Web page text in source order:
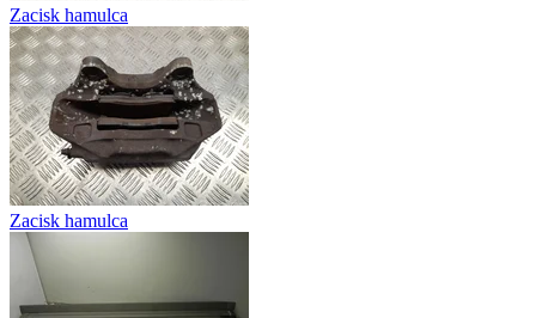
Zacisk hamulca
Zacisk hamulca